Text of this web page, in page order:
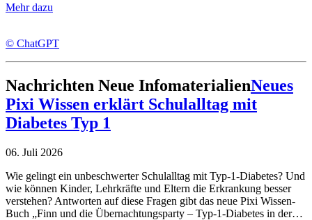
Mehr dazu
© ChatGPT
Nachrichten Neue InfomaterialienNeues
Pixi Wissen erklärt Schulalltag mit
Diabetes Typ 1
06. Juli 2026
Wie gelingt ein unbeschwerter Schulalltag mit Typ-1-Diabetes? Und
wie können Kinder, Lehrkräfte und Eltern die Erkrankung besser
verstehen? Antworten auf diese Fragen gibt das neue Pixi Wissen-
Buch „Finn und die Übernachtungsparty – Typ-1-Diabetes in der…